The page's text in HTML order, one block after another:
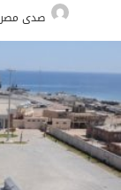
صدى مصر